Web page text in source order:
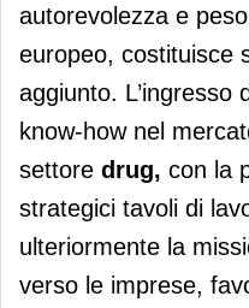
autorevolezza e
europeo, costituisce
aggiunto. L’ingresso
know-how nel
settore drug, con la
strategici tavoli di
ulteriormente la
verso le imprese,